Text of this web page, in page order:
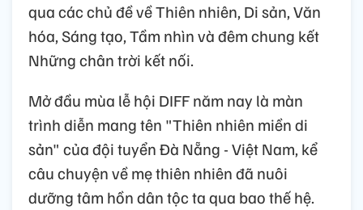
qua các chủ đề về Thiên nhiên, Di sản, Văn
hóa, Sáng tạo, Tầm nhìn và đêm chung kết
Những chân trời kết nối.
Mở đầu mùa lễ hội DIFF năm nay là màn
trình diễn mang tên "Thiên nhiên miền di
sản" của đội tuyển Đà Nẵng - Việt Nam, kể
câu chuyện về mẹ thiên nhiên đã nuôi
dưỡng tâm hồn dân tộc ta qua bao thế hệ.